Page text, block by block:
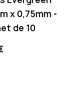
x 0,75mm -
de 10